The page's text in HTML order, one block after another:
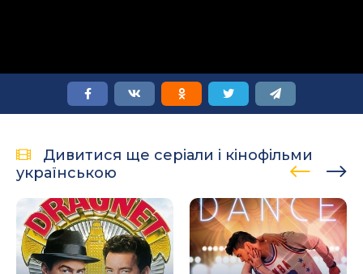
Дивитися ще серіали і кінофільми
українською